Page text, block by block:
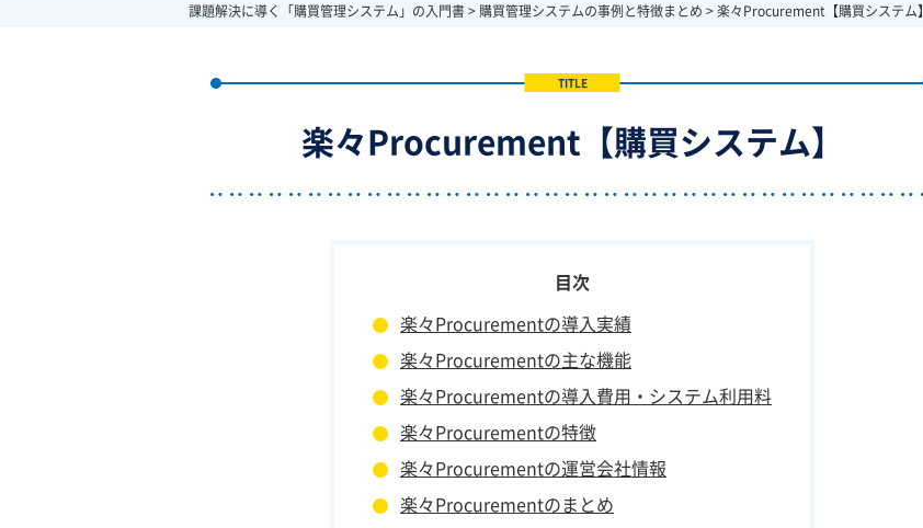
課題解決に導く「購買管理システム」の入門書> 購買管理システムの事例と特徴まとめ >楽々Procurement【購買システム】
楽々Procurement【購買システム】
楽々Procurementの導入実績
楽々Procurementの主な機能
楽々Procurementの導入費用・システム利用料
楽々Procurementの特徴
楽々Procurementの運営会社情報
楽々Procurementのまとめ